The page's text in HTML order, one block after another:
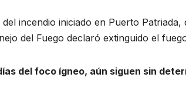
del incendio iniciado en Puerto
del Fuego declaró extinguido el
del foco ígneo, aún siguen sin